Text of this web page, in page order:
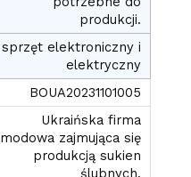
produkcji.
sprzęt elektroniczny i
elektryczny
BOUA20231101005
Ukraińska firma
modowa zajmująca się
produkcją sukien
ślubnych,